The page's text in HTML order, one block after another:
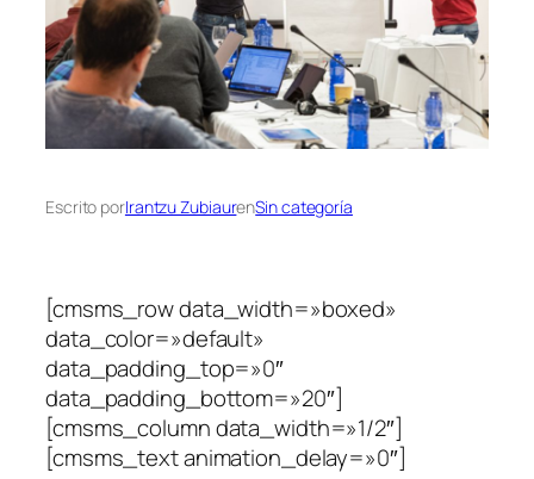
Escrito porIrantzu ZubiaurenSin categoría
[cmsms_row data_width=»boxed»
data_color=»default»
data_padding_top=»0″
data_padding_bottom=»20″]
[cmsms_column data_width=»1/2″]
[cmsms_text animation_delay=»0″]